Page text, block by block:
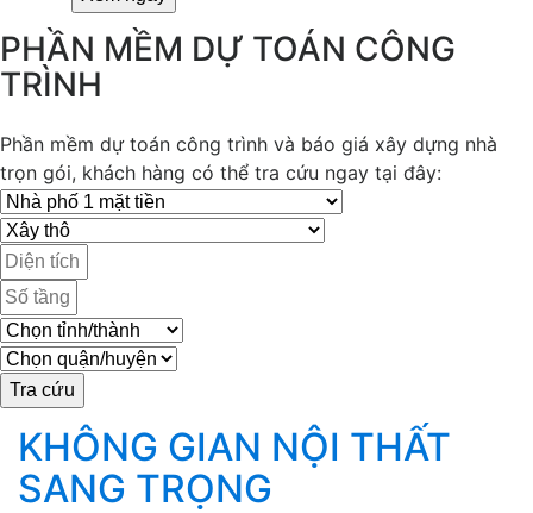
PHẦN MỀM DỰ TOÁN CÔNG
TRÌNH
Phần mềm dự toán công trình và báo giá xây dựng nhà
trọn gói, khách hàng có thể tra cứu ngay tại đây:
KHÔNG GIAN NỘI THẤT
SANG TRỌNG